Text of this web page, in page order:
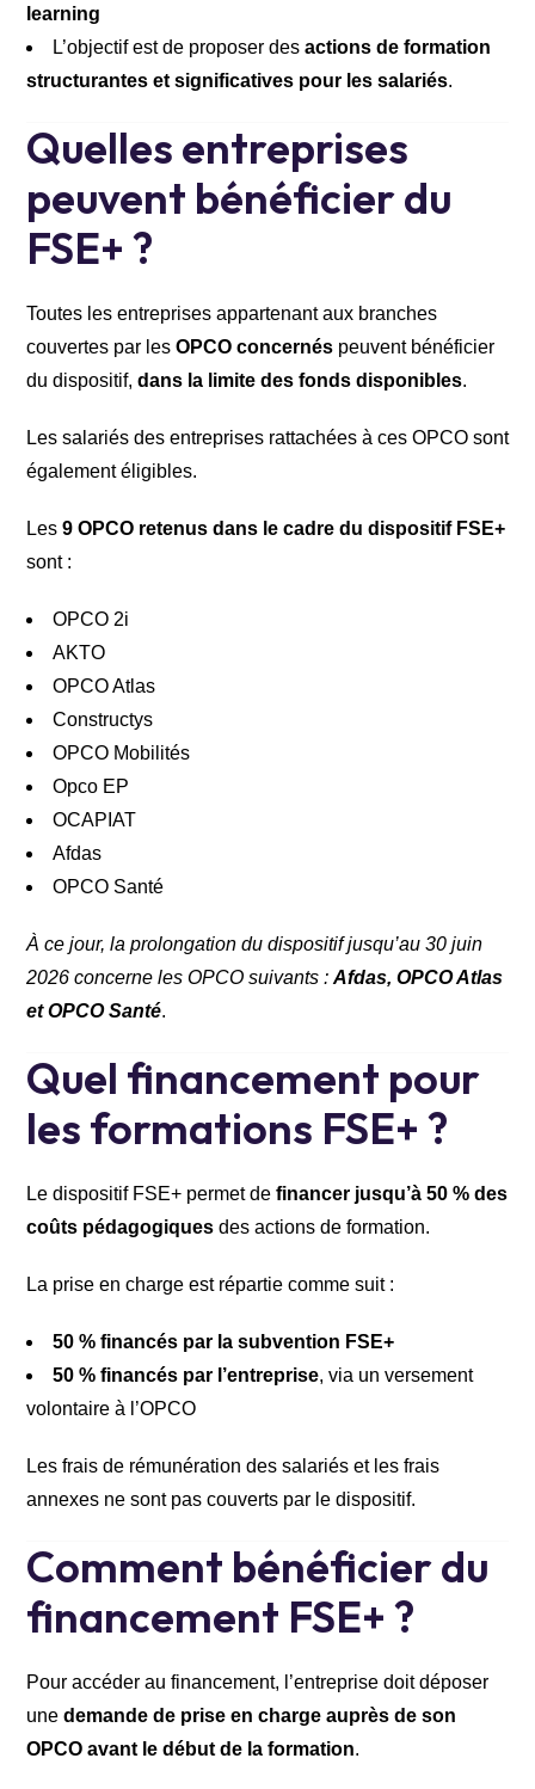
learning
L’objectif est de proposer des actions de formation
structurantes et significatives pour les salariés.
Quelles entreprises
peuvent bénéficier du
FSE+ ?
Toutes les entreprises appartenant aux branches
couvertes par les OPCO concernés peuvent bénéficier
du dispositif, dans la limite des fonds disponibles.
Les salariés des entreprises rattachées à ces OPCO sont
également éligibles.
Les 9 OPCO retenus dans le cadre du dispositif FSE+
sont :
OPCO 2i
AKTO
OPCO Atlas
Constructys
OPCO Mobilités
Opco EP
OCAPIAT
Afdas
OPCO Santé
À ce jour, la prolongation du dispositif jusqu’au 30 juin
2026 concerne les OPCO suivants : Afdas, OPCO Atlas
et OPCO Santé.
Quel financement pour
les formations FSE+ ?
Le dispositif FSE+ permet de financer jusqu’à 50 % des
coûts pédagogiques des actions de formation.
La prise en charge est répartie comme suit :
50 % financés par la subvention FSE+
50 % financés par l’entreprise, via un versement
volontaire à l’OPCO
Les frais de rémunération des salariés et les frais
annexes ne sont pas couverts par le dispositif.
Comment bénéficier du
financement FSE+ ?
Pour accéder au financement, l’entreprise doit déposer
une demande de prise en charge auprès de son
OPCO avant le début de la formation.